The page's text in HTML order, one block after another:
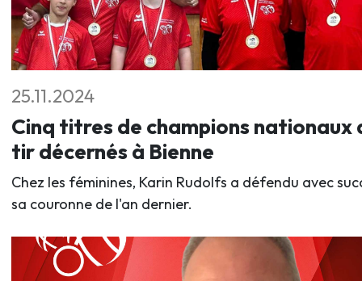
25.11.2024
Cinq titres de champions nationaux
tir décernés à Bienne
Chez les féminines, Karin Rudolfs a défendu avec
sa couronne de l'an dernier.